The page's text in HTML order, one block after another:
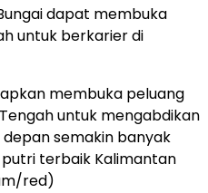
dapat membuka
untuk berkarier di
membuka peluang
untuk mengabdikan
semakin banyak
terbaik Kalimantan
red)